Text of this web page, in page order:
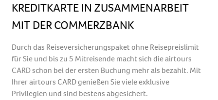
KREDITKARTE IN ZUSAMMENARBEIT
MIT DER COMMERZBANK
Durch das Reiseversicherungspaket ohne Reisepreislimit
für Sie und bis zu 5 Mitreisende macht sich die airtours
CARD schon bei der ersten Buchung mehr als bezahlt. Mit
Ihrer airtours CARD genießen Sie viele exklusive
Privilegien und sind bestens abgesichert.